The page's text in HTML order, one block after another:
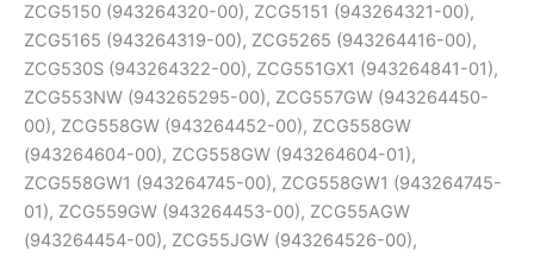
ZCG5150 (943264320-00), ZCG5151 (943264321-00),
ZCG5165 (943264319-00), ZCG5265 (943264416-00),
ZCG530S (943264322-00), ZCG551GX1 (943264841-01),
ZCG553NW (943265295-00), ZCG557GW (943264450-
00), ZCG558GW (943264452-00), ZCG558GW
(943264604-00), ZCG558GW (943264604-01),
ZCG558GW1 (943264745-00), ZCG558GW1 (943264745-
01), ZCG559GW (943264453-00), ZCG55AGW
(943264454-00), ZCG55JGW (943264526-00),